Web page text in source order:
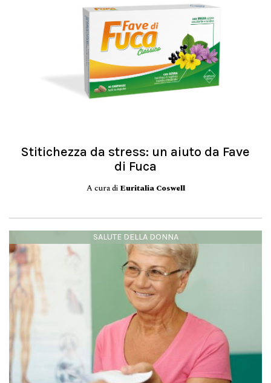
Stitichezza da stress: un aiuto da Fave
di Fuca
A cura di Euritalia Coswell
SALUTE DELLA DONNA